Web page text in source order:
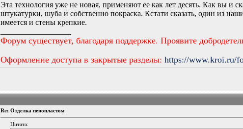
Эта технология уже не новая, применяют ее как лет десять. Как вы и
штукатурки, шуба и собственно покраска. Кстати сказать, один из
имеется и стены крепкие.
Форум существует, благодаря поддержке. Проявите
Оформление доступа в закрытые разделы:https://www.kroi.ru/
Re: Отделка пенопластом
Цитата: